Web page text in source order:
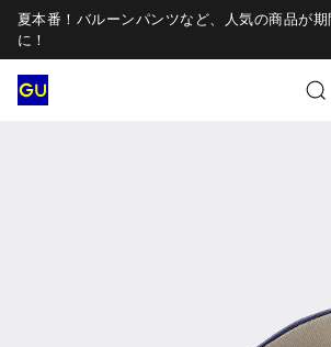
夏本番！バルーンパンツなど、人気の商品が期
に！